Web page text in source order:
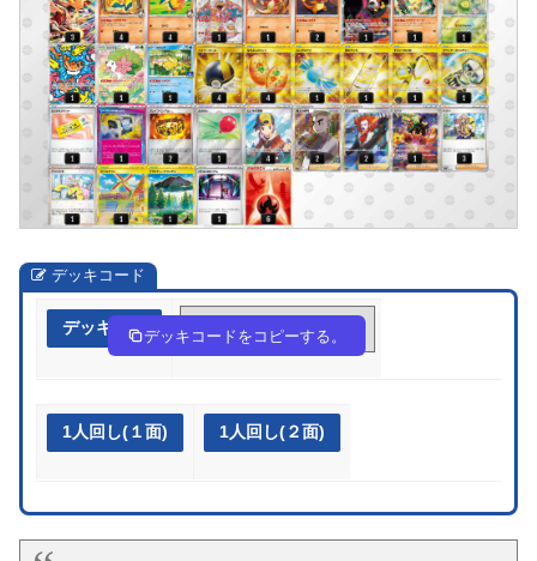
デッキコード
デッキ作成 VvVkFw-O3E6ng-vVV1Fk
デッキコードをコピーする。
1人回し(１面) 1人回し(２面)